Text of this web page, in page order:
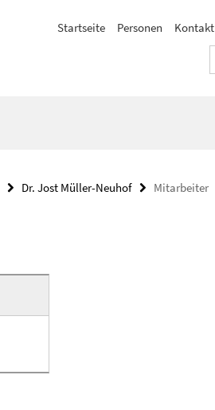
Startseite Personen Kontakt
Dr. Jost Müller-Neuhof Mitarbeiter